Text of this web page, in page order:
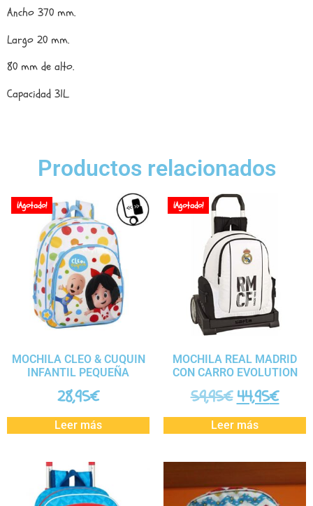
Ancho 370 mm.
Largo 20 mm.
80 mm de alto.
Capacidad 31L.
Productos relacionados
¡Agotado!
MOCHILA CLEO & CUQUIN
INFANTIL PEQUEÑA
28,95€
Leer más
¡Agotado!
MOCHILA REAL MADRID
CON CARRO EVOLUTION
59,95€ 44,95€
Leer más